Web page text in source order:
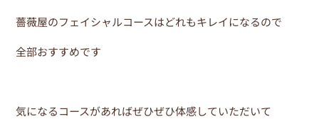
薔薇屋のフェイシャルコースはどれもキレイになるので
全部おすすめです
気になるコースがあればぜひぜひ体感していただいて